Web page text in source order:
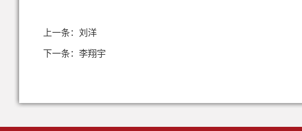
上一条： 刘洋
下一条： 李翔宇